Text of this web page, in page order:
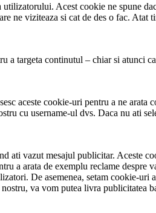
Acest cookie ne spune
ne viziteaza si cat de des o fac. Atat
a targeta continutul – chiar si atunci
aceste cookie-uri pentru a ne arata
cu username-ul dvs. Daca nu ati
ati vazut mesajul publicitar. Aceste
a arata de exemplu reclame despre
De asemenea, setam cookie-uri
va vom putea livra publicitatea